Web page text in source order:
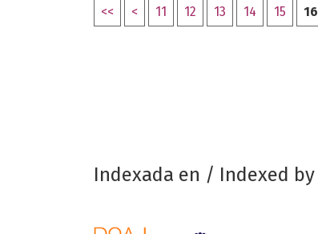
<< < 11 12 13 14 15 16
Indexada en / Indexed by